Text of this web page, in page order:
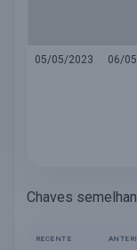
05/05/2023 06/
Chaves
RECENTE